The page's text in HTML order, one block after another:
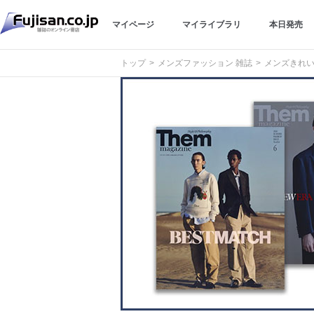
マイページ マイライブラリ 本日発売
トップ メンズファッション 雑誌 メンズきれ